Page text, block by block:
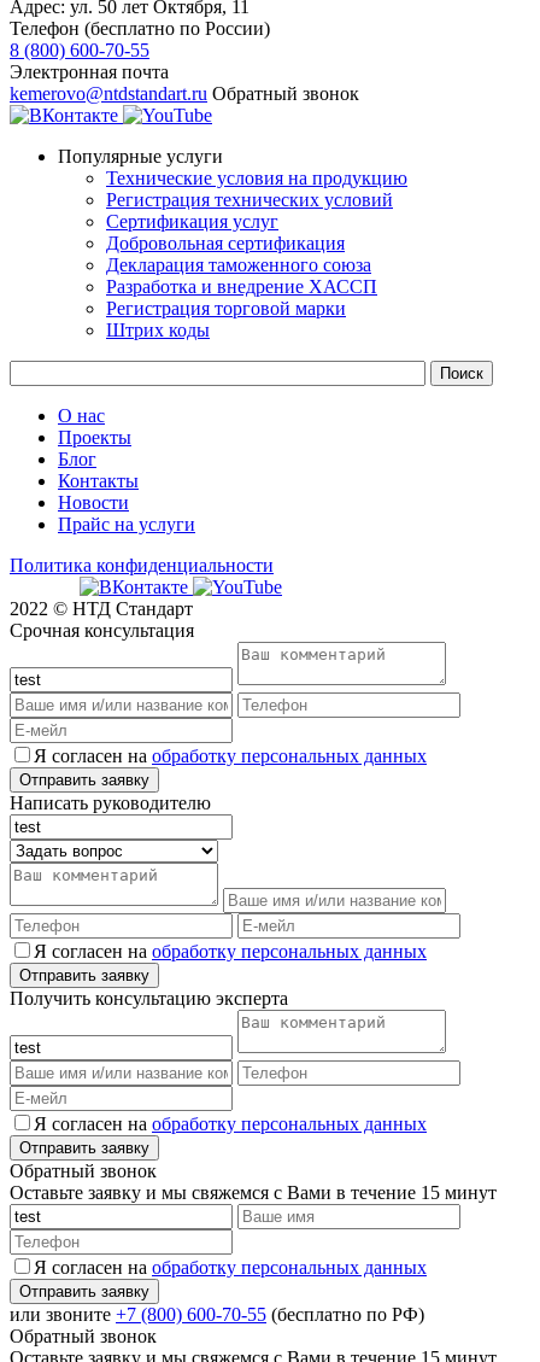
Адрес: ул. 50 лет Октября, 11
Телефон (бесплатно по России)
8 (800) 600-70-55
Электронная почта
kemerovo@ntdstandart.ru Обратный звонок
Популярные услуги
Технические условия на продукцию
Регистрация технических условий
Сертификация услуг
Добровольная сертификация
Декларация таможенного союза
Разработка и внедрение ХАССП
Регистрация торговой марки
Штрих коды
О нас
Проекты
Блог
Контакты
Новости
Прайс на услуги
Политика конфиденциальности
2022 © НТД Стандарт
Срочная консультация
Я согласен на обработку персональных данных
Написать руководителю
Я согласен на обработку персональных данных
Получить консультацию эксперта
Я согласен на обработку персональных данных
Обратный звонок
Оставьте заявку и мы свяжемся с Вами в течение 15 минут
Я согласен на обработку персональных данных
или звоните +7 (800) 600-70-55 (бесплатно по РФ)
Обратный звонок
Оставьте заявку и мы свяжемся с Вами в течение 15 минут